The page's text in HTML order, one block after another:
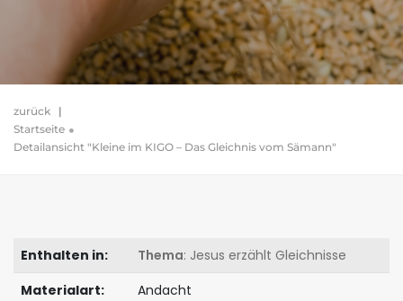
zurück |
Startseite
Detailansicht "Kleine im KIGO – Das Gleichnis vom Sämann"
Enthalten in: Thema: Jesus erzählt Gleichnisse
Materialart:
Andacht